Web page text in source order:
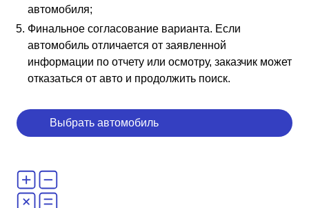
автомобиля;
Финальное согласование варианта. Если
автомобиль отличается от заявленной
информации по отчету или осмотру, заказчик может
отказаться от авто и продолжить поиск.
Выбрать автомобиль